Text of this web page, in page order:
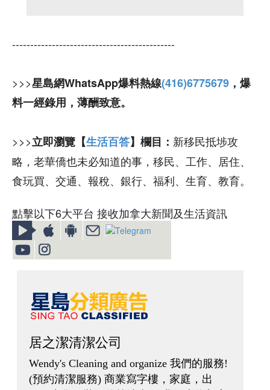
---------------------------------------------
>>>星島網WhatsApp爆料熱線(416)6775679 ，爆
料一經錄用，薄酬致意。
>>>立即瀏覽【生活百答】欄目： 新移民抵埗攻
略，老華僑也未必知道的事，移民、工作、居住、
食玩買、交通、報稅、銀行、福利、生育、教育。
點擊以下6大平台 接收加拿大新聞及生活資訊